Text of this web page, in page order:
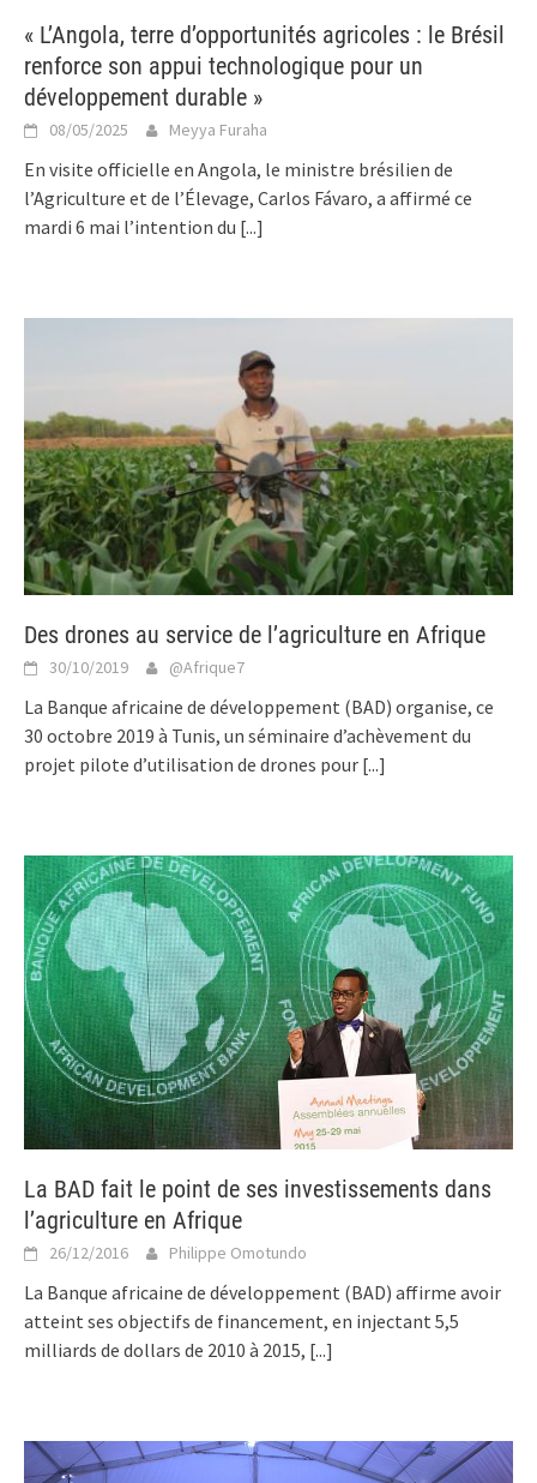
« L’Angola, terre d’opportunités agricoles : le Brésil
renforce son appui technologique pour un
développement durable »
08/05/2025 Meyya Furaha
En visite officielle en Angola, le ministre brésilien de
l’Agriculture et de l’Élevage, Carlos Fávaro, a affirmé ce
mardi 6 mai l’intention du [...]
Des drones au service de l’agriculture en Afrique
30/10/2019 @Afrique7
La Banque africaine de développement (BAD) organise, ce
30 octobre 2019 à Tunis, un séminaire d’achèvement du
projet pilote d’utilisation de drones pour [...]
La BAD fait le point de ses investissements dans
l’agriculture en Afrique
26/12/2016 Philippe Omotundo
La Banque africaine de développement (BAD) affirme avoir
atteint ses objectifs de financement, en injectant 5,5
milliards de dollars de 2010 à 2015, [...]